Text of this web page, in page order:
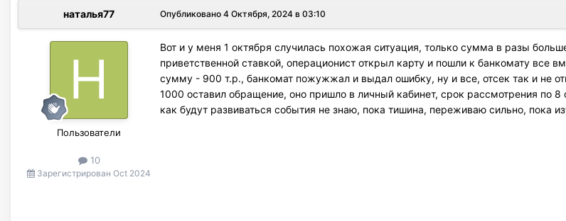
наталья77
Пользователи
10
Зарегистрирован Oct 2024
Опубликовано 4 Октября, 2024 в 03:10
Вот и у меня 1 октября случилась похожая ситуация, только сумма в разы
приветственной ставкой, операционист открыл карту и пошли к банкомату все
сумму - 900 т.р., банкомат пожужжал и выдал ошибку, ну и все, отсек так и не
1000 оставил обращение, оно пришло в личный кабинет, срок рассмотрения по
как будут развиваться события не знаю, пока тишина, переживаю сильно, пока